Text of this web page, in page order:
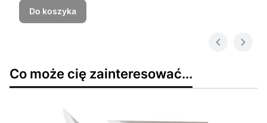
Do koszyka
Co może cię zainteresować...